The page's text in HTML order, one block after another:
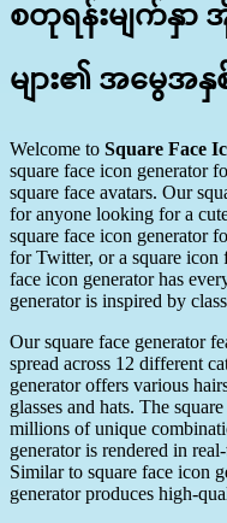
စတုရန်းမျက်နှ
များ၏ အမွေအနှ
Welcome to Square Face
square face icon generator
square face avatars. Our
for anyone looking for a
square face icon generator
for Twitter, or a square icon
face icon generator has
generator is inspired by
Our square face generator
spread across 12 different
generator offers various
glasses and hats. The
millions of unique
generator is rendered in
Similar to square face icon
generator produces high-